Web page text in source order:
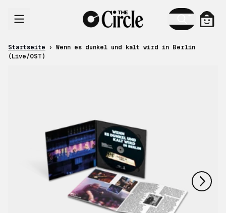
Startseite ›
Wenn es dunkel und kalt wird in Berlin
(Live/OST)
nächstes